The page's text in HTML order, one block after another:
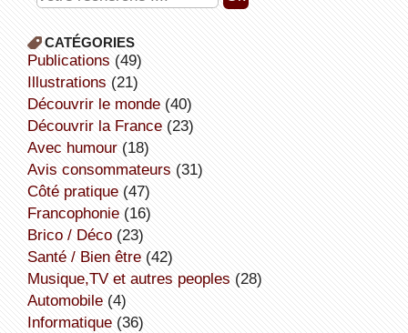
CATÉGORIES
publications (49)
illustrations (21)
découvrir le monde(40)
découvrir la France(23)
avec humour(18)
avis consommateurs (31)
côté pratique(47)
Francophonie(16)
Brico / Déco(23)
Santé / Bien être(42)
Musique,TV et autres peoples (28)
Automobile(4)
informatique(36)